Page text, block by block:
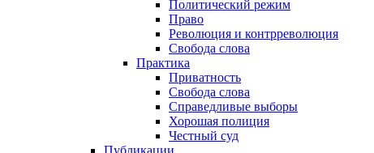
Политический режим
Право
Революция и контрреволюция
Свобода слова
Практика
Приватность
Свобода слова
Справедливые выборы
Хорошая полиция
Честный суд